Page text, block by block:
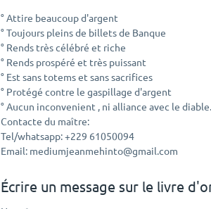
° Attire beaucoup d'argent
° Toujours pleins de billets de Banque
° Rends très célébré et riche
° Rends prospéré et très puissant
° Est sans totems et sans sacrifices
° Protégé contre le gaspillage d'argent
° Aucun inconvenient , ni alliance avec le diable.
Contacte du maître:
Tel/whatsapp: +229 61050094
Email: mediumjeanmehinto@gmail.com
Écrire un message sur le livre